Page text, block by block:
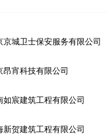
京城卫士保安服务有限公司
昂宵科技有限公司
如宸建筑工程有限公司
新贺建筑工程有限公司